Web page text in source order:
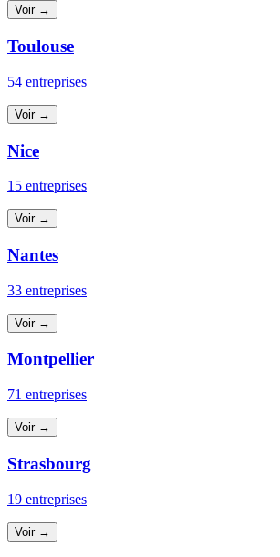
Voir →
Toulouse
54 entreprises
Voir →
Nice
15 entreprises
Voir →
Nantes
33 entreprises
Voir →
Montpellier
71 entreprises
Voir →
Strasbourg
19 entreprises
Voir →